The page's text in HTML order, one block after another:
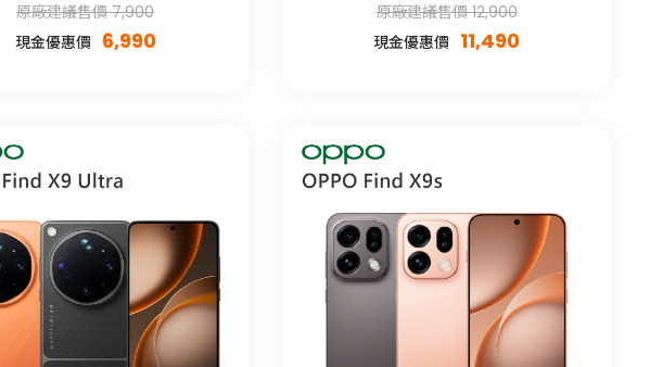
原廠建議售價 7,900
現金優惠價 6,990
原廠建議售價 12,900
現金優惠價 11,490